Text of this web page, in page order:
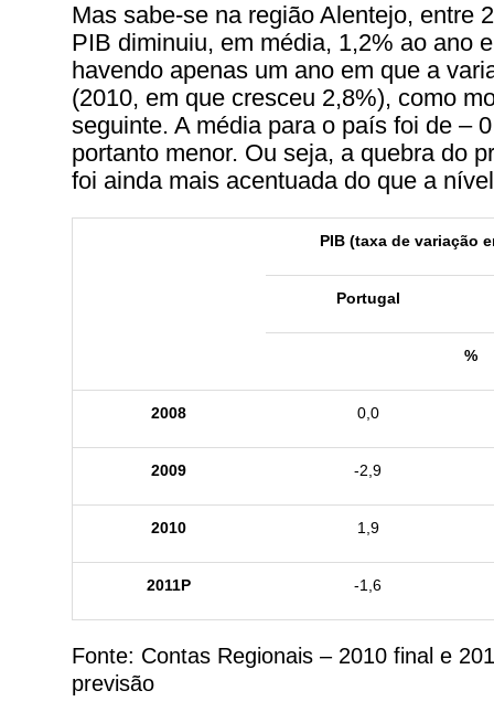
Mas sabe-se na região Alentejo, entre
PIB diminuiu, em média, 1,2% ao ano
havendo apenas um ano em que a
(2010, em que cresceu 2,8%), como
seguinte. A média para o país foi de –
portanto menor. Ou seja, a quebra do
foi ainda mais acentuada do que a
PIB (taxa de variação
Portugal
%
2008 0,0
2009 -2,9
2010 1,9
2011P -1,6
Fonte: Contas Regionais – 2010 final e
previsão